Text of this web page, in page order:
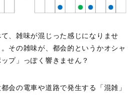
、雑味が混じった感じになりませ
その雑味が、都会的というかオシャ
プ」っぽく響きません？
会の電車や道路で発生する「混雑」